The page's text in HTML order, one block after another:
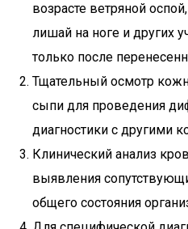
возрасте ветряной
лишай на ноге и других
только после
Тщательный осмотр
сыпи для проведения
диагностики с другими
Клинический анализ
выявления
общего состояния